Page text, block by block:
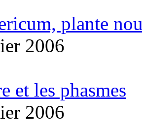
plante
2006
et les phasmes
2006